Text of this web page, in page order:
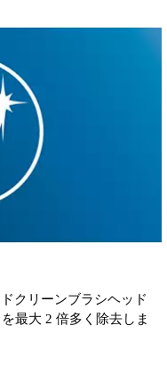
クリーンブラシヘッド
最大 2 倍多く除去しま